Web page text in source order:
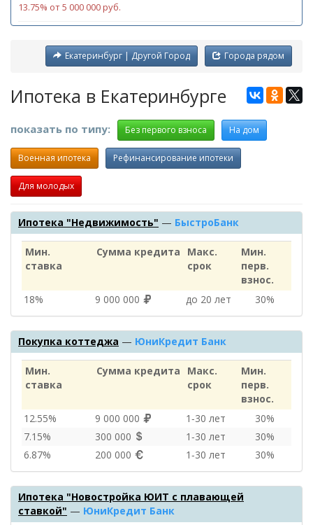
13.75% от 5 000 000 руб.
Города рядом
Екатеринбург | Другой Город
Ипотека в Екатеринбурге
показать по типу: Без первого взноса На дом
Военная ипотека Рефинансирование ипотеки
Для молодых
Ипотека "Недвижимость" — БыстроБанк
Мин.
ставка
Сумма кредита
Макс.
срок
Мин.
перв.
взнос.
18%
9 000 000 до 20 лет 30%
Покупка коттеджа — ЮниКредит Банк
Мин.
ставка
Сумма кредита
Макс.
срок
Мин.
перв.
взнос.
12.55%
9 000 000 1‑30 лет
30%
7.15%
300 000 1‑30 лет
30%
6.87%
200 000 1‑30 лет 30%
Ипотека "Новостройка ЮИТ с плавающей
ставкой" — ЮниКредит Банк